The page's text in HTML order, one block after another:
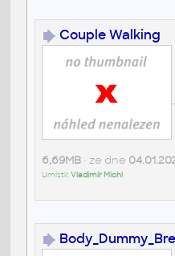
Couple Walking
6,69MB• ze dne
Umístil:Vladimír Michl